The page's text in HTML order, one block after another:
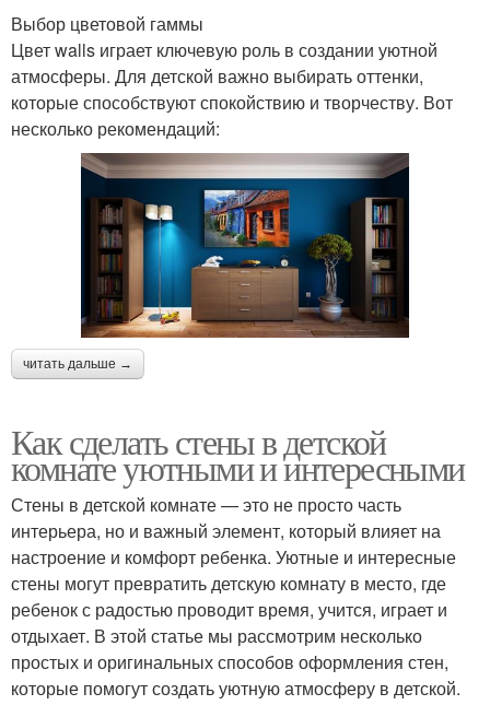
Выбор цветовой гаммы
Цвет walls играет ключевую роль в создании уютной
атмосферы. Для детской важно выбирать оттенки,
которые способствуют спокойствию и творчеству. Вот
несколько рекомендаций:
читать дальше →
Как сделать стены в детской
комнате уютными и интересными
Стены в детской комнате — это не просто часть
интерьера, но и важный элемент, который влияет на
настроение и комфорт ребенка. Уютные и интересные
стены могут превратить детскую комнату в место, где
ребенок с радостью проводит время, учится, играет и
отдыхает. В этой статье мы рассмотрим несколько
простых и оригинальных способов оформления стен,
которые помогут создать уютную атмосферу в детской.